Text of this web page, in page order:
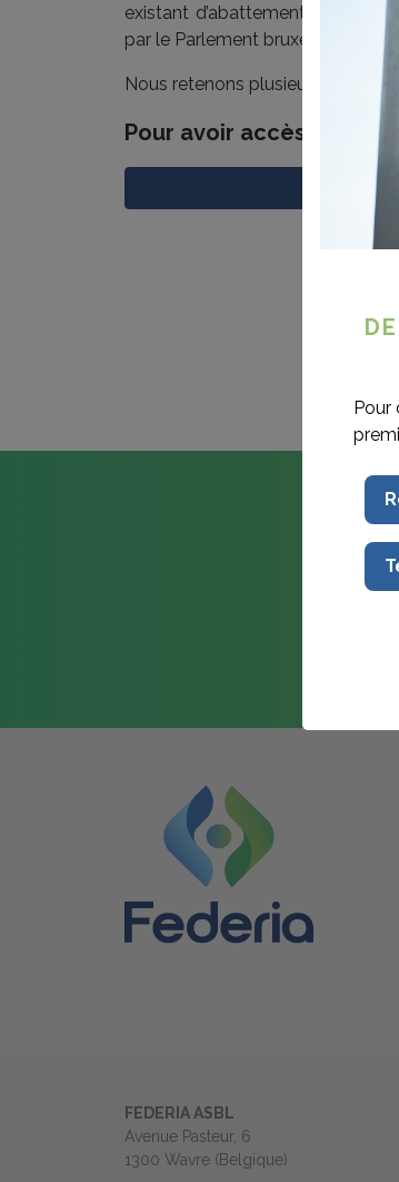
existant d’abattement des
par le Parlement bruxellois mais
Nous retenons plusieurs
Pour avoir accès à la
Se
FEDERIA ASBL
Avenue Pasteur, 6
1300 Wavre (Belgique)
Pour